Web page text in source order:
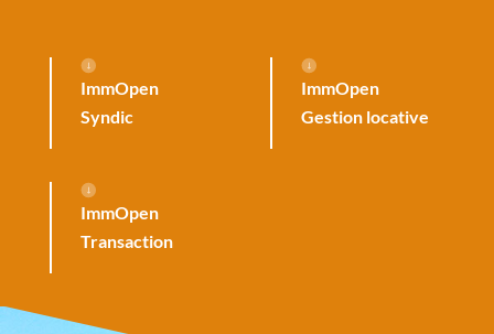
ImmOpen
Syndic
ImmOpen
Gestion locative
ImmOpen
Transaction